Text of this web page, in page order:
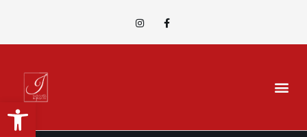
Abrir barra de herramientas